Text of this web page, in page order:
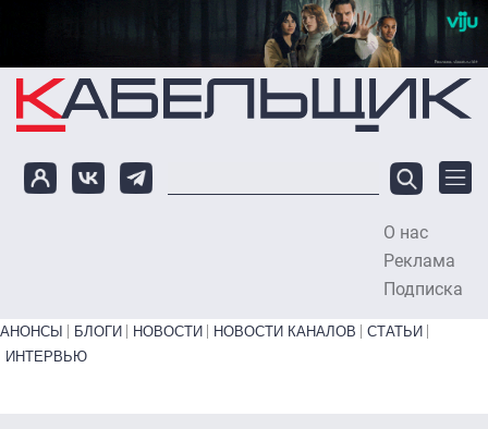
Перейти к основному содержанию
О нас
Реклама
Подписка
Primary links bottom
АНОНСЫ БЛОГИ НОВОСТИ НОВОСТИ КАНАЛОВ
СТАТЬИ
ИНТЕРВЬЮ